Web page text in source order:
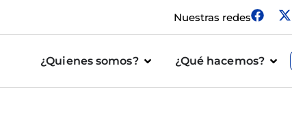
Nuestras redes
¿Quienes somos? ¿Qué hacemos?